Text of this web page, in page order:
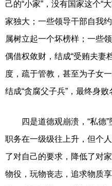
己的“小家”，没有国家这个“
家独大；一些领导干部自我
属树立起一个坏榜样；一些
偶借权敛财，结成“受贿夫妻
度，疏于管教，甚至为子女一
结成“贪腐父子兵”，最终身败
四是道德观崩溃，“私德”
职务在一级级往上升，但个
了对自己的要求，降低了对
物役，玩物丧志，追求物质